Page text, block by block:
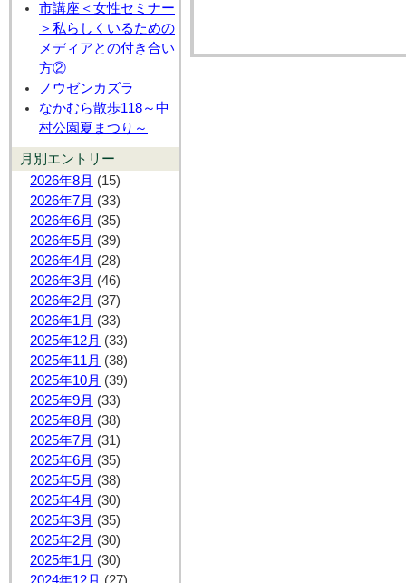
市講座＜女性セミナー
＞私らしくいるための
メディアとの付き合い
方②
ノウゼンカズラ
なかむら散歩118～中
村公園夏まつり～
月別エントリー
2026年8月 (15)
2026年7月 (33)
2026年6月 (35)
2026年5月 (39)
2026年4月 (28)
2026年3月 (46)
2026年2月 (37)
2026年1月 (33)
2025年12月 (33)
2025年11月 (38)
2025年10月 (39)
2025年9月 (33)
2025年8月 (38)
2025年7月 (31)
2025年6月 (35)
2025年5月 (38)
2025年4月 (30)
2025年3月 (35)
2025年2月 (30)
2025年1月 (30)